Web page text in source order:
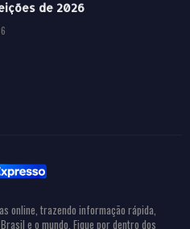
de 2026
online, trazendo informação rápida,
e o mundo. Fique por dentro dos